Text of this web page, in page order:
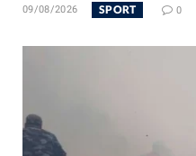
09/08/2026 SPORT 0